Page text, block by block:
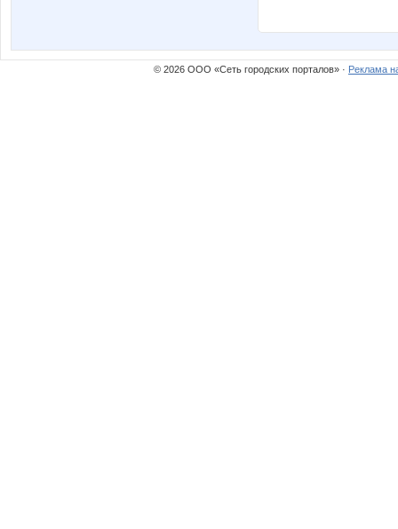
© 2026 ООО «Сеть городских порталов» · Реклама